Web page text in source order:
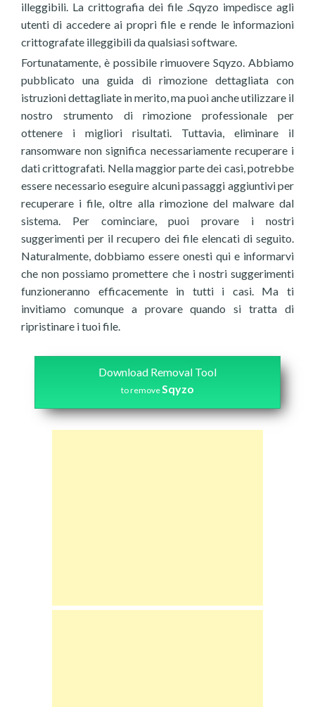
illeggibili. La crittografia dei file .Sqyzo impedisce agli
utenti di accedere ai propri file e rende le informazioni
crittografate illeggibili da qualsiasi software.
Fortunatamente, è possibile rimuovere Sqyzo. Abbiamo
pubblicato una guida di rimozione dettagliata con
istruzioni dettagliate in merito, ma puoi anche utilizzare il
nostro strumento di rimozione professionale per
ottenere i migliori risultati. Tuttavia, eliminare il
ransomware non significa necessariamente recuperare i
dati crittografati. Nella maggior parte dei casi, potrebbe
essere necessario eseguire alcuni passaggi aggiuntivi per
recuperare i file, oltre alla rimozione del malware dal
sistema. Per cominciare, puoi provare i nostri
suggerimenti per il recupero dei file elencati di seguito.
Naturalmente, dobbiamo essere onesti qui e informarvi
che non possiamo promettere che i nostri suggerimenti
funzioneranno efficacemente in tutti i casi. Ma ti
invitiamo comunque a provare quando si tratta di
ripristinare i tuoi file.
Download Removal Tool
to removeSqyzo